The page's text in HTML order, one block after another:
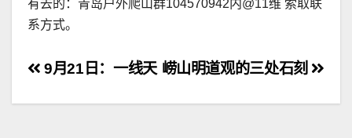
有去的：青岛户外爬山群104570942内@11维 索取联
系方式。
文
章
崂山明道观的三处石刻
9月21日：一线天